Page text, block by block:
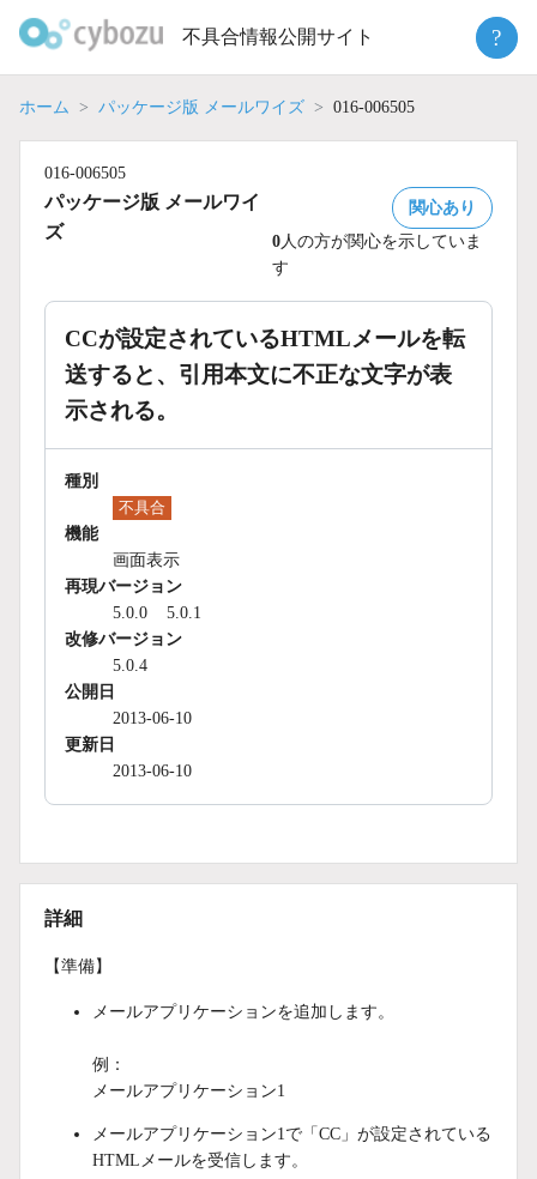
不具合情報公開サイト ?
ホーム パッケージ版 メールワイズ 016-006505
016-006505
パッケージ版 メールワイ
ズ
関心あり
0 人の方が関心を示していま
す
CCが設定されているHTMLメールを転
送すると、引用本文に不正な文字が表
示される。
種別
不具合
機能
画面表示
再現バージョン
5.0.0
5.0.1
改修バージョン
5.0.4
公開日
2013-06-10
更新日
2013-06-10
詳細
【準備】
メールアプリケーションを追加します。
例：
メールアプリケーション1
メールアプリケーション1で「CC」が設定されている
HTMLメールを受信します。